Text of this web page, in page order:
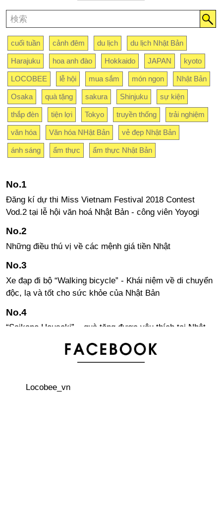
cuối tuần cảnh đêm du lịch du lịch Nhật Bản
Harajuku hoa anh đào Hokkaido JAPAN kyoto
LOCOBEE lễ hội mua sắm món ngon Nhật Bản
Osaka quà tặng sakura Shinjuku sự kiện
thắp đèn tiện lợi Tokyo truyền thống trải nghiệm
văn hóa Văn hóa NHật Bản vẻ đẹp Nhật Bản
ánh sáng ẩm thực ẩm thực Nhật Bản
Đăng kí dự thi Miss Vietnam Festival 2018 Contest
Vod.2 tại lễ hội văn hoá Nhật Bản - công viên Yoyogi
Những điều thú vị về các mệnh giá tiền Nhật
Xe đạp đi bộ “Walking bicycle” - Khái niệm về di chuyển
độc, lạ và tốt cho sức khỏe của Nhật Bản
“Saikano Houseki” – quà tặng được yêu thích tại Nhật
Locobee_vn